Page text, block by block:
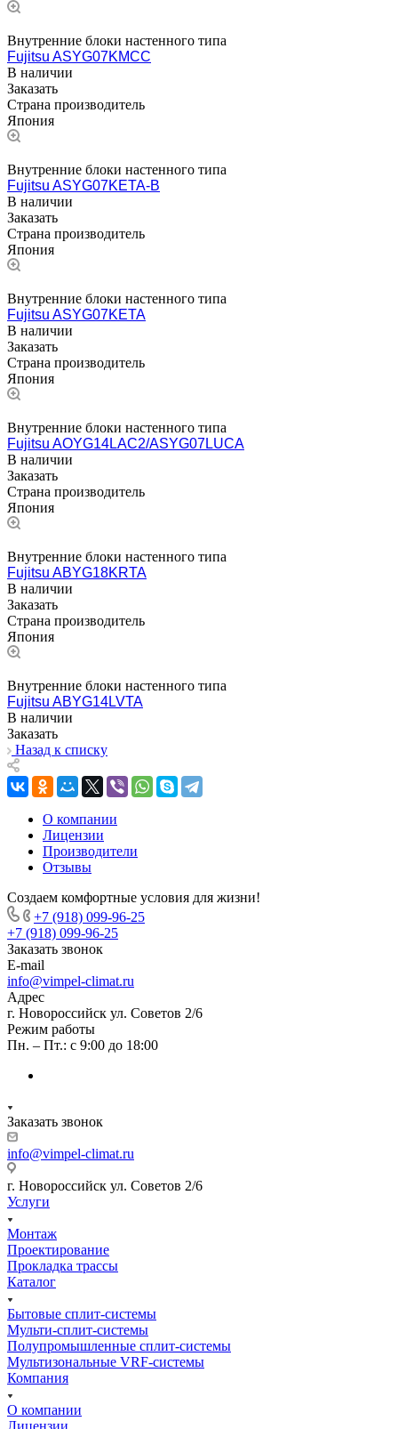
Внутренние блоки настенного типа
Fujitsu ASYG07KMCC
В наличии
Заказать
Страна производитель
Япония
Внутренние блоки настенного типа
Fujitsu ASYG07KETA-B
В наличии
Заказать
Страна производитель
Япония
Внутренние блоки настенного типа
Fujitsu ASYG07KETA
В наличии
Заказать
Страна производитель
Япония
Внутренние блоки настенного типа
Fujitsu AOYG14LAC2/ASYG07LUCA
В наличии
Заказать
Страна производитель
Япония
Внутренние блоки настенного типа
Fujitsu ABYG18KRTA
В наличии
Заказать
Страна производитель
Япония
Внутренние блоки настенного типа
Fujitsu ABYG14LVTA
В наличии
Заказать
Назад к списку
О компании
Лицензии
Производители
Отзывы
Создаем комфортные условия для жизни!
+7 (918) 099-96-25
+7 (918) 099-96-25
Заказать звонок
E-mail
info@vimpel-climat.ru
Адрес
г. Новороссийск ул. Советов 2/6
Режим работы
Пн. – Пт.: с 9:00 до 18:00
Заказать звонок
info@vimpel-climat.ru
г. Новороссийск ул. Советов 2/6
Услуги
Монтаж
Проектирование
Прокладка трассы
Каталог
Бытовые сплит-системы
Мульти-сплит-системы
Полупромышленные сплит-системы
Мультизональные VRF-системы
Компания
О компании
Лицензии